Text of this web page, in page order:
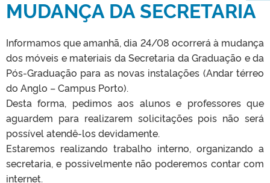
TELEFONES
MUDANÇA DA SECRETARIA
Informamos que amanhã, dia 24/08 ocorrerá à mudança
dos móveis e materiais da Secretaria da Graduação e da
Pós-Graduação para as novas instalações (Andar térreo
do Anglo – Campus Porto).
Desta forma, pedimos aos alunos e professores que
aguardem para realizarem solicitações pois não será
possível atendê-los devidamente.
Estaremos realizando trabalho interno, organizando a
secretaria, e possivelmente não poderemos contar com
internet.